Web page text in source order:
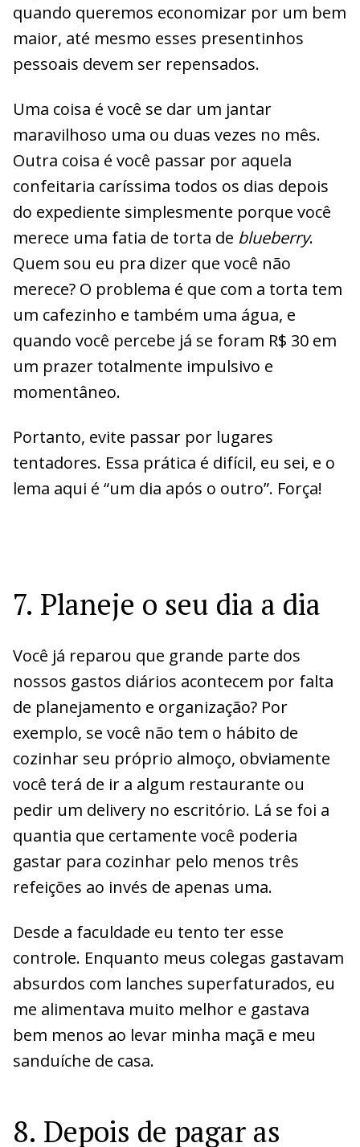
quando queremos economizar por um bem
maior, até mesmo esses presentinhos
pessoais devem ser repensados.
Uma coisa é você se dar um jantar
maravilhoso uma ou duas vezes no mês.
Outra coisa é você passar por aquela
confeitaria caríssima todos os dias depois
do expediente simplesmente porque você
merece uma fatia de torta de blueberry.
Quem sou eu pra dizer que você não
merece? O problema é que com a torta tem
um cafezinho e também uma água, e
quando você percebe já se foram R$ 30 em
um prazer totalmente impulsivo e
momentâneo.
Portanto, evite passar por lugares
tentadores. Essa prática é difícil, eu sei, e o
lema aqui é “um dia após o outro”. Força!
7. Planeje o seu dia a dia
Você já reparou que grande parte dos
nossos gastos diários acontecem por falta
de planejamento e organização? Por
exemplo, se você não tem o hábito de
cozinhar seu próprio almoço, obviamente
você terá de ir a algum restaurante ou
pedir um delivery no escritório. Lá se foi a
quantia que certamente você poderia
gastar para cozinhar pelo menos três
refeições ao invés de apenas uma.
Desde a faculdade eu tento ter esse
controle. Enquanto meus colegas gastavam
absurdos com lanches superfaturados, eu
me alimentava muito melhor e gastava
bem menos ao levar minha maçã e meu
sanduíche de casa.
8. Depois de pagar as